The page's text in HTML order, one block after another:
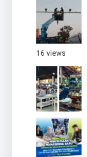
16 views